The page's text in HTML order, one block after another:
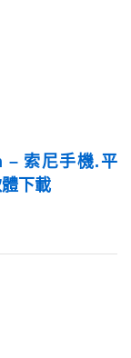
– 索尼手機.平
下載